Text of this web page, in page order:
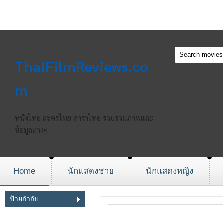
ThaiFilmReviews.co
m
หนังไทย ละครไทย ดาราไทย รวบรวมภาพและ
ข้อมูลต่างๆ
Home นักแสดงชาย นักแสดงหญิง
ป้ายกำกับ